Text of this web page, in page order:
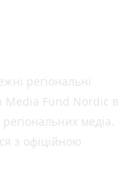
регіональні
Media Fund Nordic в
медіа.
з офіційною